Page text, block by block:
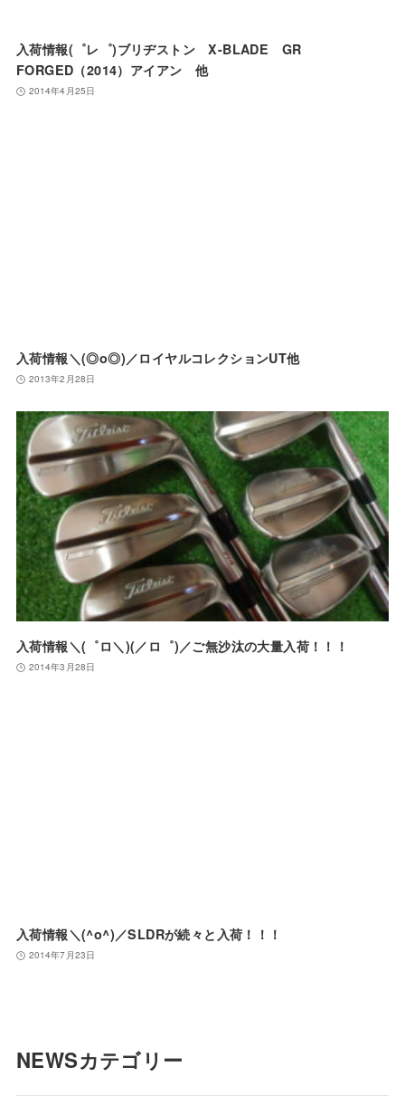
入荷情報(゜レ゜)ブリヂストン X-BLADE GR
FORGED（2014）アイアン 他
2014年4月25日
入荷情報＼(◎o◎)／ロイヤルコレクションUT他
2013年2月28日
入荷情報＼(゜ロ＼)(／ロ゜)／ご無沙汰の大量入荷！！！
2014年3月28日
入荷情報＼(^o^)／SLDRが続々と入荷！！！
2014年7月23日
NEWSカテゴリー